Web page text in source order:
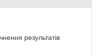
результатів